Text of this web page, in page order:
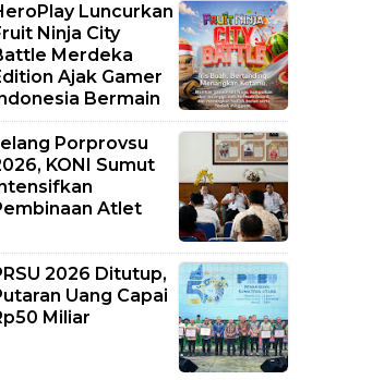
Luncurkan
Ninja City
Merdeka
Ajak Gamer
Bermain
Porprovsu
KONI Sumut
Atlet
2026 Ditutup,
Uang Capai
Miliar